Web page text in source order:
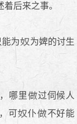
后来之事。
为
为婢的讨生
哪里
过伺候人
可 仆
不好能